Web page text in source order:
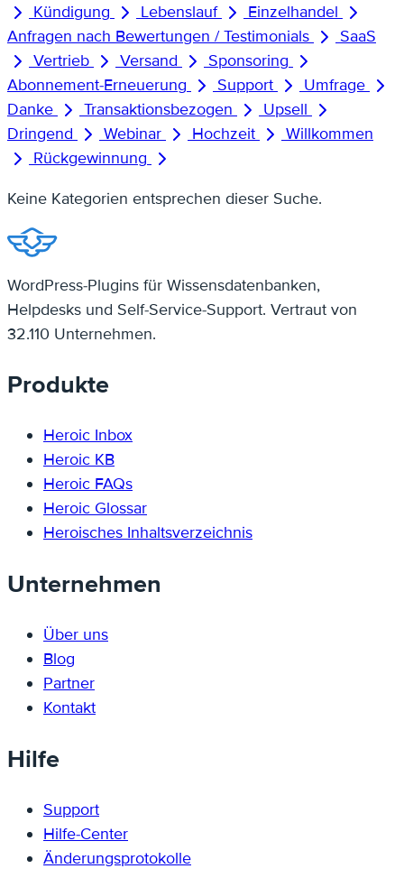
Kündigung
Lebenslauf
Einzelhandel
Anfragen nach Bewertungen / Testimonials
SaaS
Vertrieb
Versand
Sponsoring
Abonnement-Erneuerung
Support
Umfrage
Danke
Transaktionsbezogen
Upsell
Dringend
Webinar Hochzeit
Willkommen
Rückgewinnung
Keine Kategorien entsprechen dieser Suche.
WordPress-Plugins für Wissensdatenbanken,
Helpdesks und Self-Service-Support. Vertraut von
32.110 Unternehmen.
Produkte
Heroic Inbox
Heroic KB
Heroic FAQs
Heroic Glossar
Heroisches Inhaltsverzeichnis
Unternehmen
Über uns
Blog
Partner
Kontakt
Hilfe
Support
Hilfe-Center
Änderungsprotokolle